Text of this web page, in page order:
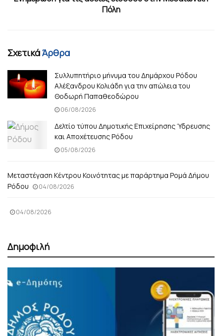
Πόλη
ΣχετικάΆρθρα
Συλλυπητήριο μήνυμα του Δημάρχου Ρόδου
Αλέξανδρου Κολιάδη για την απώλεια του
Θοδωρή Παπαθεοδώρου
06/08/2026
Δελτίο τύπου Δημοτικής Επιχείρησης Ύδρευσης
και Αποχέτευσης Ρόδου
05/08/2026
Μεταστέγαση Κέντρου Κοινότητας με παράρτημα Ρομά Δήμου
Ρόδου
04/08/2026
04/08/2026
Δημοφιλή